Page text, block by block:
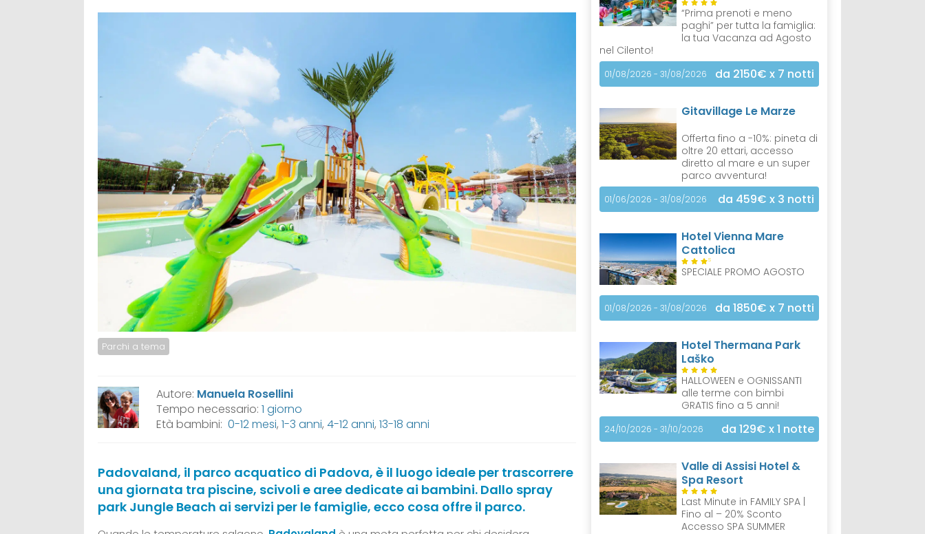
Parchi a tema
Autore: Manuela Rosellini
Tempo necessario: 1 giorno
Età bambini: 0-12 mesi, 1-3 anni, 4-12 anni, 13-18 anni
Padovaland, il parco acquatico di Padova, è il luogo ideale per trascorrere
una giornata tra piscine, scivoli e aree dedicate ai bambini. Dallo spray
park Jungle Beach ai servizi per le famiglie, ecco cosa offre il parco.
“Prima prenoti e meno
paghi” per tutta la famiglia:
la tua Vacanza ad Agosto
nel Cilento!
01/08/2026 - 31/08/2026 da 2150€ x 7 notti
Gitavillage Le Marze
Offerta fino a -10%: pineta di
oltre 20 ettari, accesso
diretto al mare e un super
parco avventura!
01/06/2026 - 31/08/2026 da 459€ x 3 notti
Hotel Vienna Mare
Cattolica
S
SPECIALE PROMO AGOSTO
01/08/2026 - 31/08/2026 da 1850€ x 7 notti
Hotel Thermana Park
Laško
HALLOWEEN e OGNISSANTI
alle terme con bimbi
GRATIS fino a 5 anni!
24/10/2026 - 31/10/2026 da 129€ x 1 notte
Valle di Assisi Hotel &
Spa Resort
Last Minute in FAMILY SPA |
Fino al – 20% Sconto
Accesso SPA SUMMER